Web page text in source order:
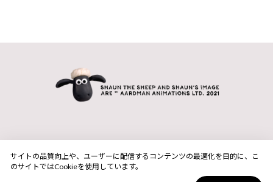
サイトの品質向上や、ユーザーに配信するコンテンツの最適化を目的に、こ
のサイトではCookieを使用しています。